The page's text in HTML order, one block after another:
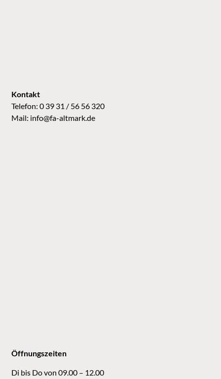
Öffnungszeiten
Di bis Do von 09.00 – 12.00
Kontakt
Telefon: 0 39 31 / 56 56 320
Mail: info@fa-altmark.de